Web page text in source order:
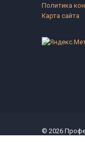
Политика
Карта сайта
© 2026